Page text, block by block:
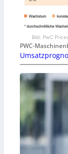
Bild: PwC
PWC-